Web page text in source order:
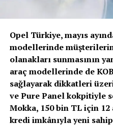
Konuyla ilgili açıklamalarda
Genel Müdür Yardımcısı
Genel Müdürlüğü Trafik Daire
2024 yılı trafik kazası
boyunca 623.148 trafik
kazalarda ise maalesef
hız, kazalara neden olan
sırada yer aldı. Ölümlü ve
105.783’ü; araç hızının
şartlara uydurulmaması
Opel Türkiye, mayıs
modellerinde
olanakları sunmasının
araç modellerinde de
sağlayarak dikkatleri
ve Pure Panel kokpitiyle
Mokka, 150 bin TL için
kredi imkânıyla yeni